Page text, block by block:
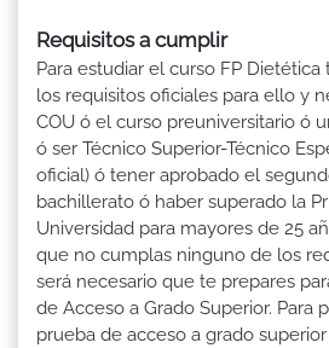
Requisitos a cumplir
Para estudiar el curso FP
los requisitos oficiales para ello y
COU ó el curso preuniversitario ó
ó ser Técnico Superior-Técnico
oficial) ó tener aprobado el
bachillerato ó haber superado la
Universidad para mayores de 25
que no cumplas ninguno de los
será necesario que te prepares
de Acceso a Grado Superior. Para
prueba de acceso a grado